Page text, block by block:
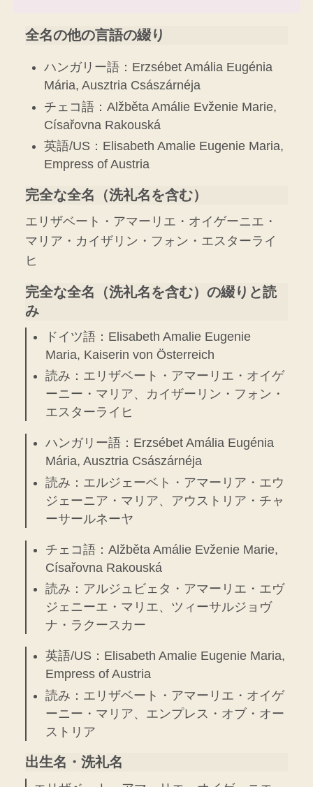
全名の他の言語の綴り
ハンガリー語：Erzsébet Amália Eugénia
Mária, Ausztria Császárnéja
チェコ語：Alžběta Amálie Evženie Marie,
Císařovna Rakouská
英語/US：Elisabeth Amalie Eugenie Maria,
Empress of Austria
完全な全名（洗礼名を含む）
エリザベート・アマーリエ・オイゲーニエ・
マリア・カイザリン・フォン・エスターライ
ヒ
完全な全名（洗礼名を含む）の綴りと読
み
ドイツ語：Elisabeth Amalie Eugenie
Maria, Kaiserin von Österreich
読み：エリザベート・アマーリエ・オイゲ
ーニー・マリア、カイザーリン・フォン・
エスターライヒ
ハンガリー語：Erzsébet Amália Eugénia
Mária, Ausztria Császárnéja
読み：エルジェーベト・アマーリア・エウ
ジェーニア・マリア、アウストリア・チャ
ーサールネーヤ
チェコ語：Alžběta Amálie Evženie Marie,
Císařovna Rakouská
読み：アルジュビェタ・アマーリエ・エヴ
ジェニーエ・マリエ、ツィーサルジョヴ
ナ・ラクースカー
英語/US：Elisabeth Amalie Eugenie Maria,
Empress of Austria
読み：エリザベート・アマーリエ・オイゲ
ーニー・マリア、エンプレス・オブ・オー
ストリア
出生名・洗礼名